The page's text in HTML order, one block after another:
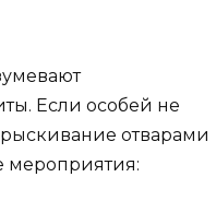
Если особей не
отварами
мероприятия: